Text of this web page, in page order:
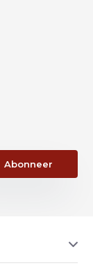
Abonneer